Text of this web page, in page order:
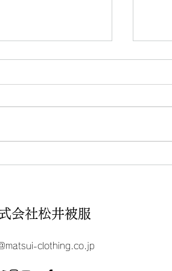
】夏季休業のお知
【
会社松井被服
clothing.co.jp